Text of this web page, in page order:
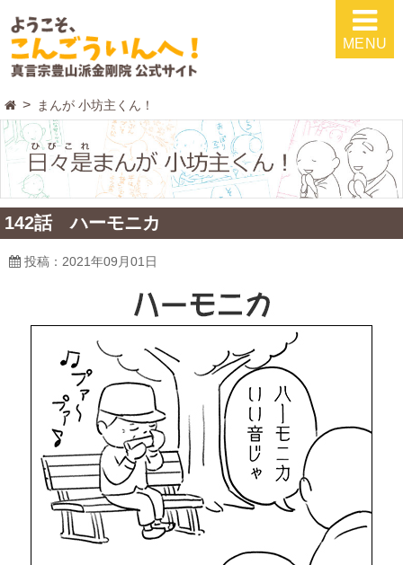
MENU
まんが 小坊主くん！
142話 ハーモニカ
投稿：2021年09月01日